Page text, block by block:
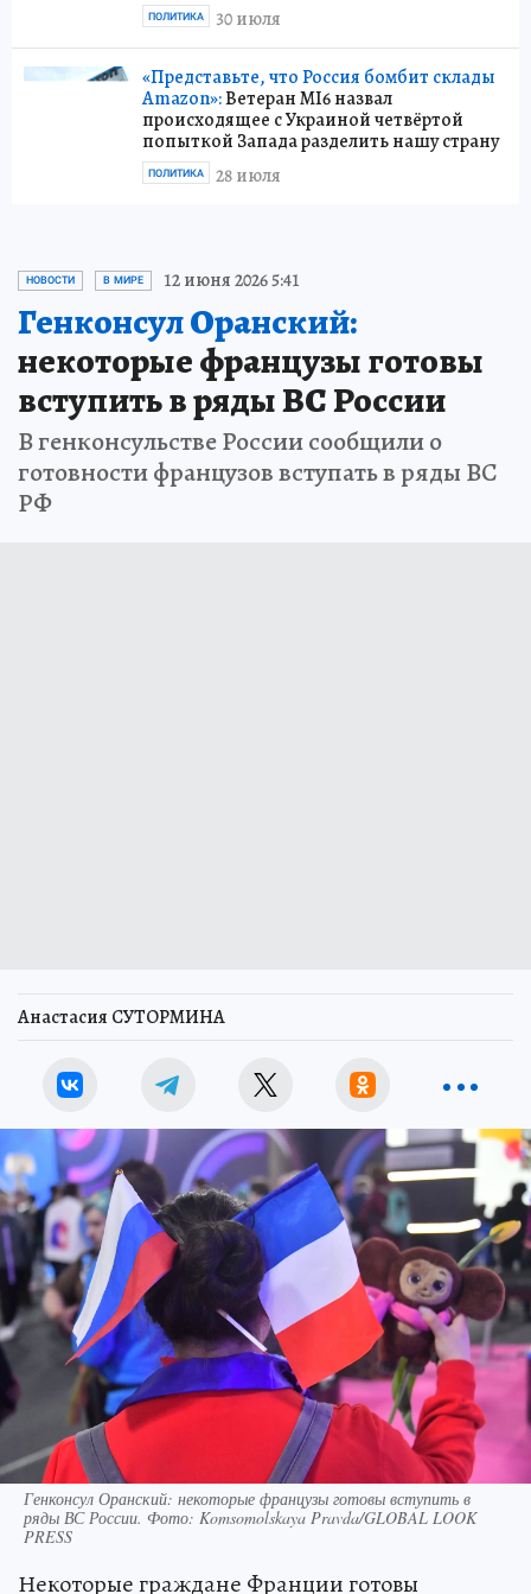
30 июля
ПОЛИТИКА
«Представьте, что Россия бомбит склады
Amazon»:Ветеран MI6 назвал
происходящее с Украиной четвёртой
попыткой Запада разделить нашу страну
28 июля
ПОЛИТИКА
НОВОСТИ В МИРЕ 12 июня 2026 5:41
Генконсул Оранский:
некоторые французы готовы
вступить в ряды ВС России
В генконсульстве России сообщили о
готовности французов вступать в ряды ВС
РФ
Анастасия СУТОРМИНА
Генконсул Оранский: некоторые французы готовы вступить в
ряды ВС России. Фото: Komsomolskaya Pravda/GLOBAL LOOK
PRESS
Некоторые граждане Франции готовы